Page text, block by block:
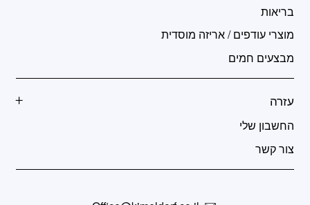
בריאות
מוצרי עודפים / אריזה מוסדית
מבצעים חמים
עזרה
החשבון שלי
צור קשר